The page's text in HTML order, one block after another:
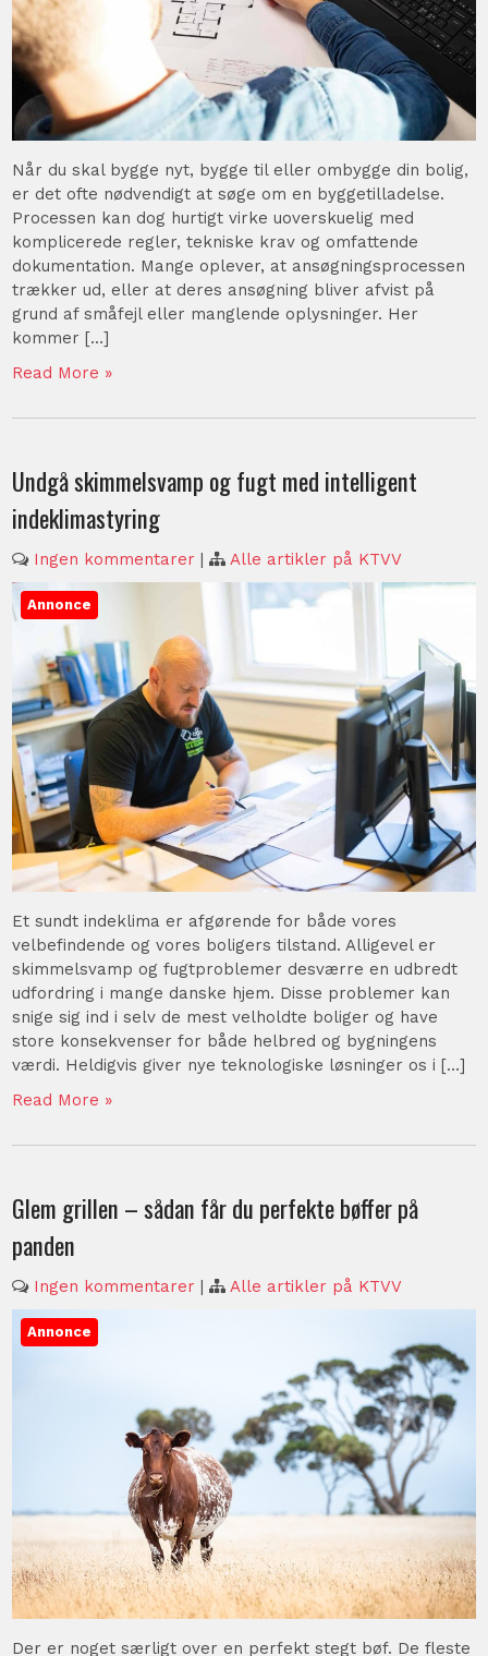
Når du skal bygge nyt, bygge til eller ombygge din bolig,
er det ofte nødvendigt at søge om en byggetilladelse.
Processen kan dog hurtigt virke uoverskuelig med
komplicerede regler, tekniske krav og omfattende
dokumentation. Mange oplever, at ansøgningsprocessen
trækker ud, eller at deres ansøgning bliver afvist på
grund af småfejl eller manglende oplysninger. Her
kommer […]
Read More »
Undgå skimmelsvamp og fugt med intelligent
indeklimastyring
Ingen kommentarer | Alle artikler på KTVV
Annonce
Et sundt indeklima er afgørende for både vores
velbefindende og vores boligers tilstand. Alligevel er
skimmelsvamp og fugtproblemer desværre en udbredt
udfordring i mange danske hjem. Disse problemer kan
snige sig ind i selv de mest velholdte boliger og have
store konsekvenser for både helbred og bygningens
værdi. Heldigvis giver nye teknologiske løsninger os i […]
Read More »
Glem grillen – sådan får du perfekte bøffer på
panden
Ingen kommentarer | Alle artikler på KTVV
Annonce
Der er noget særligt over en perfekt stegt bøf. De fleste